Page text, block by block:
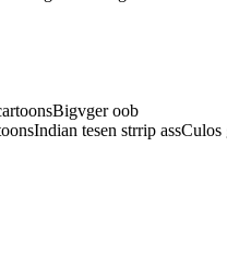
oob
tesen strrip assCulos